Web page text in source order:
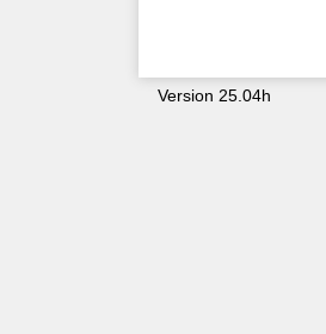
Version 25.04h